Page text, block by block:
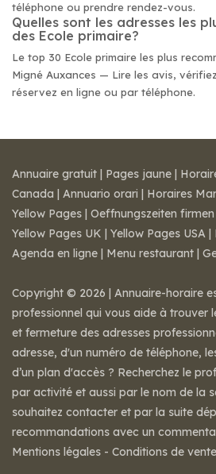
téléphone ou prendre rendez-vous.
Quelles sont les adresses les
des Ecole primaire?
Le top 30 Ecole primaire les plus
Migné Auxances — Lire les avis,
réservez en ligne ou par téléphone.
Annuaire gratuit | Pages jaune |
Canada | Annuario orari | Horaires
Yellow Pages | Oeffnungszeiten firmen
Yellow Pages UK | Yellow Pages USA |
Agenda en ligne | Menu restaurant |
Copyright © 2026 | Annuaire-horaire
professionnel qui vous aide à trouver
et fermeture des adresses
adresse, d'un numéro de téléphone,
d’un plan d'accès ? Recherchez le
par activité et aussi par le nom de la
souhaitez contacter et par la suite
recommandations avec un
Mentions légales - Conditions de